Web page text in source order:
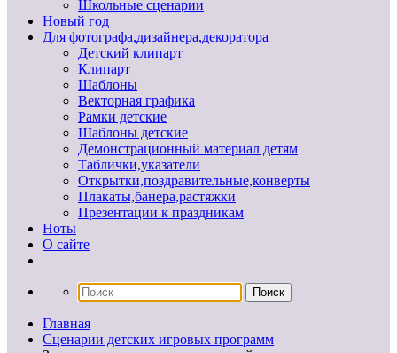
Школьные сценарии
Новый год
Для фотографа,дизайнера,декоратора
Детский клипарт
Клипарт
Шаблоны
Векторная графика
Рамки детские
Шаблоны детские
Демонстрационный материал детям
Таблички,указатели
Открытки,поздравительные,конверты
Плакаты,банера,растяжки
Презентации к праздникам
Ноты
О сайте
Главная
Сценарии детских игровых программ